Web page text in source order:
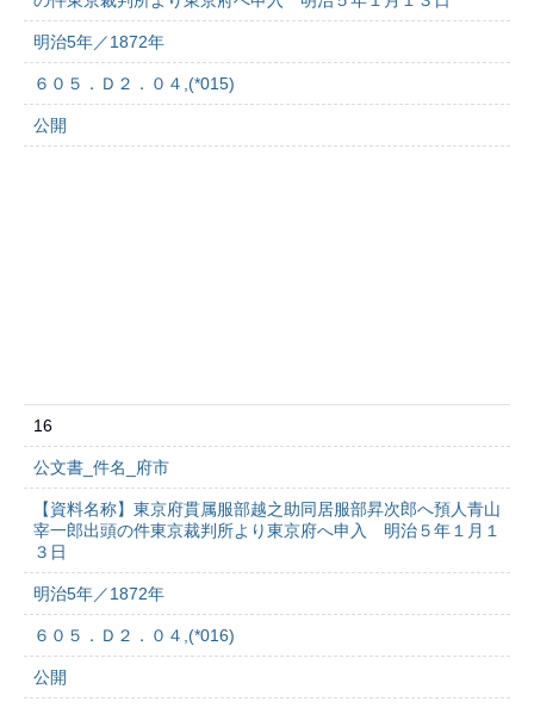
明治5年／1872年
６０５．Ｄ２．０４,(*015)
公開
16
公文書_件名_府市
【資料名称】東京府貫属服部越之助同居服部昇次郎へ預人青山
宰一郎出頭の件東京裁判所より東京府へ申入 明治５年１月１
３日
明治5年／1872年
６０５．Ｄ２．０４,(*016)
公開